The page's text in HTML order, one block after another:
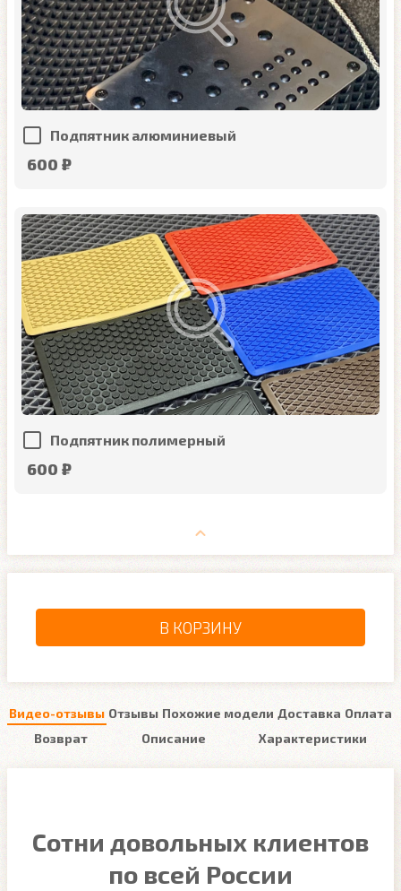
Подпятник алюминиевый
600 ₽
Подпятник полимерный
600 ₽
В КОРЗИНУ
Видео-отзывы Отзывы Похожие модели Доставка Оплата
Возврат
Описание Характеристики
Сотни довольных клиентов
по всей России